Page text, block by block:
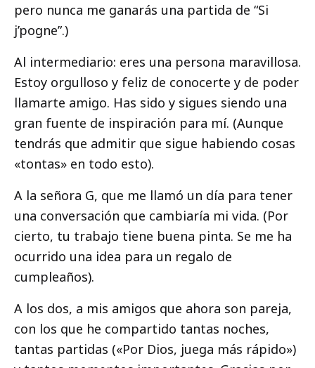
pero nunca me ganarás una partida de “Si
j’pogne”.)
Al intermediario: eres una persona maravillosa.
Estoy orgulloso y feliz de conocerte y de poder
llamarte amigo. Has sido y sigues siendo una
gran fuente de inspiración para mí. (Aunque
tendrás que admitir que sigue habiendo cosas
«tontas» en todo esto).
A la señora G, que me llamó un día para tener
una conversación que cambiaría mi vida. (Por
cierto, tu trabajo tiene buena pinta. Se me ha
ocurrido una idea para un regalo de
cumpleaños).
A los dos, a mis amigos que ahora son pareja,
con los que he compartido tantas noches,
tantas partidas («Por Dios, juega más rápido»)